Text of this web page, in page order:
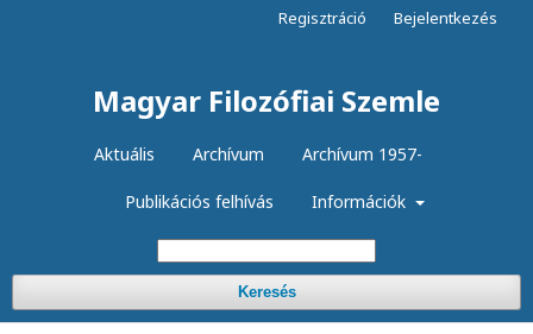
Magyar Filozófiai Szemle
Aktuális Archívum Archívum 1957-
Publikációs felhívás Információk
Keresés
Regisztráció Bejelentkezés